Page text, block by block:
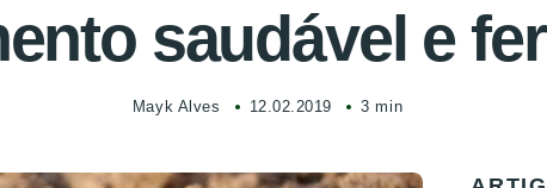
saudável e
Mayk Alves 12.02.2019 3 min